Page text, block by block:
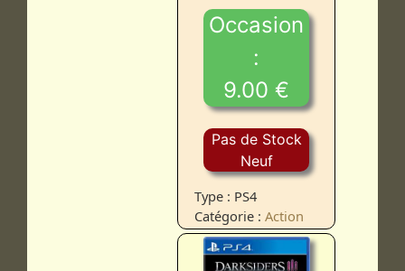
Occasion
:
9.00 €
Pas de Stock
Neuf
Type : PS4
Catégorie :Action